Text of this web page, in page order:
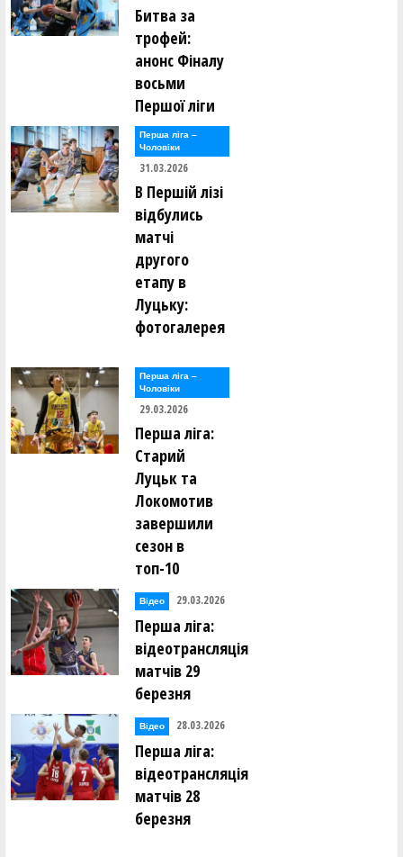
Битва за
трофей:
анонс Фіналу
восьми
Першої ліги
Перша лiга –
Чоловiки
31.03.2026
В Першій лізі
відбулись
матчі
другого
етапу в
Луцьку:
фотогалерея
Перша лiга –
Чоловiки
29.03.2026
Перша ліга:
Старий
Луцьк та
Локомотив
завершили
сезон в
топ-10
Відео 29.03.2026
Перша ліга:
відеотрансляція
матчів 29
березня
Відео 28.03.2026
Перша ліга:
відеотрансляція
матчів 28
березня